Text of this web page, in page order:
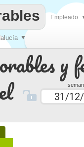
y
▼
Empleado